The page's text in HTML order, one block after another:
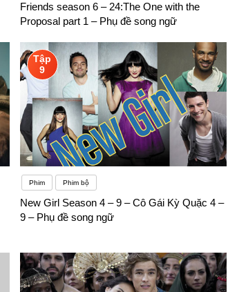
Friends season 6 – 24:The One with the
Proposal part 1 – Phụ đề song ngữ
Tập
9
Phim Phim bộ
New Girl Season 4 – 9 – Cô Gái Kỳ Quặc 4 –
9 – Phụ đề song ngữ